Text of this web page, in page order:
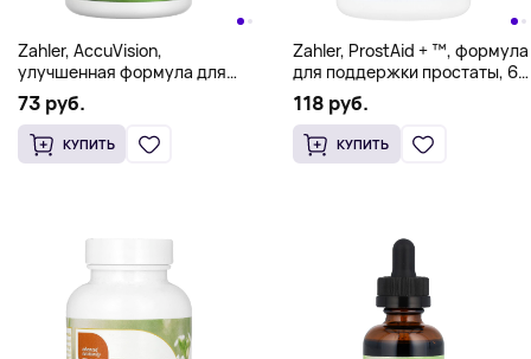
Zahler, AccuVision,
улучшенная формула для
здоровья глаз, 120 капсул
73 руб.
КУПИТЬ
Zahler, ProstAid + ™, формула
для поддержки простаты, 60
капсул
118 руб.
КУПИТЬ